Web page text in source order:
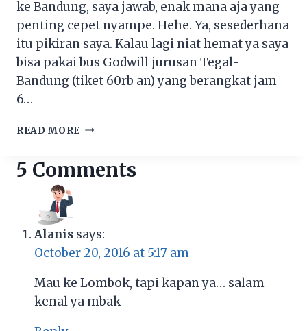
ke Bandung, saya jawab, enak mana aja yang
penting cepet nyampe. Hehe. Ya, sesederhana
itu pikiran saya. Kalau lagi niat hemat ya saya
bisa pakai bus Godwill jurusan Tegal-
Bandung (tiket 60rb an) yang berangkat jam
6…
READ MORE SENSASI
API
5 Comments
Alanis says:
October 20, 2016 at 5:17 am
Mau ke Lombok, tapi kapan ya… salam
kenal ya mbak